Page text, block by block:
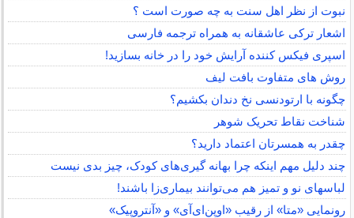
نبوت از نظر اهل سنت به چه صورت است ؟
اشعار ترکی عاشقانه به همراه ترجمه فارسی
اسپری فیکس کننده آرایش خود را در خانه بسازید!
روش های متفاوت بافت لیف
چگونه با ارتودنسی نخ دندان بکشیم؟
شناخت نقاط تحریک شوهر
چقدر به همسرتان اعتماد دارید؟
چند دلیل مهم اینکه چرا بهانه گیری‌های کودک، چیز بدی نیست
لباس‎های نو و تمیز هم می‌توانند بیماری‌زا باشند!
رونمایی «متا» از رقیب «اوپن‌ای‌آی» و «آنتروپیک»